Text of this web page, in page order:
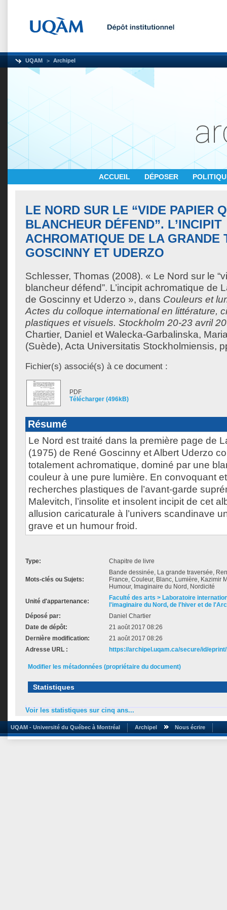
UQAM Archipel
ACCUEIL DÉPOSER
LE NORD SUR LE “VIDE PAPIER
BLANCHEUR DÉFEND”. L’INCIPIT
ACHROMATIQUE DE LA GRANDE
GOSCINNY ET UDERZO
Schlesser, Thomas (2008). « Le Nord sur le
blancheur défend”. L’incipit achromatique de
de Goscinny et Uderzo », dans Couleurs et
Actes du colloque international en littérature,
plastiques et visuels. Stockholm 20-23 avril
Chartier, Daniel et Walecka-Garbalinska,
(Suède), Acta Universitatis Stockholmiensis,
Fichier(s) associé(s) à ce document :
PDF
Télécharger (496kB)
Résumé
Le Nord est traité dans la première page de
(1975) de René Goscinny et Albert Uderzo
totalement achromatique, dominé par une
couleur à une pure lumière. En convoquant
recherches plastiques de l’avant-garde
Malevitch, l’insolite et insolent incipit de cet
allusion caricaturale à l’univers scandinave
grave et un humour froid.
Type: Chapitre de livre
Mots-clés ou Sujets:
Bande dessinée, La grande traversée,
France, Couleur, Blanc, Lumière, Kazimir
Humour, Imaginaire du Nord, Nordicité
Unité d'appartenance:
Faculté des arts > Laboratoire
l'imaginaire du Nord, de l'hiver et de
Déposé par:
Daniel Chartier
Date de dépôt:
21 août 2017 08:26
Dernière modification:
21 août 2017 08:26
Adresse URL :
https://archipel.uqam.ca/secure/id/
Modifier les métadonnées (propriétaire du document)
Statistiques
Voir les statistiques sur cinq ans...
UQAM - Université du Québec à Montréal Archipel Nous écrire